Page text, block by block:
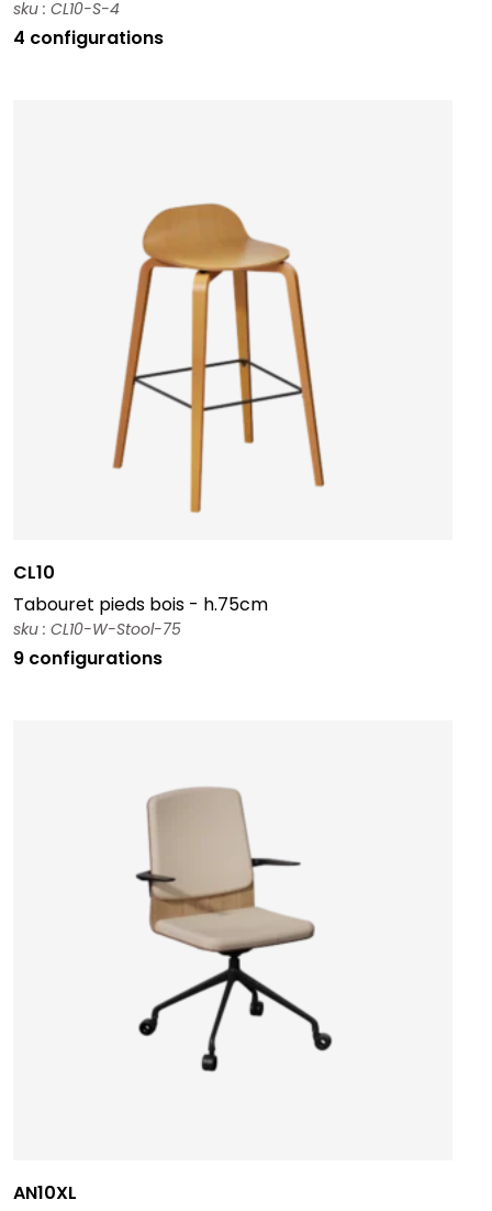
sku : CL10-S-4
4 configurations
CL10
Tabouret pieds bois - h.75cm
sku : CL10-W-Stool-75
9 configurations
AN10XL